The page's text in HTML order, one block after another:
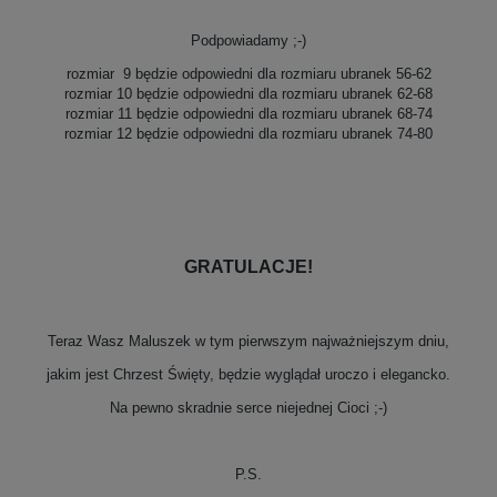
Podpowiadamy ;-)
rozmiar 9 będzie odpowiedni dla rozmiaru ubranek 56-62
rozmiar 10 będzie odpowiedni dla rozmiaru ubranek 62-68
rozmiar 11 będzie odpowiedni dla rozmiaru ubranek 68-74
rozmiar 12 będzie odpowiedni dla rozmiaru ubranek 74-80
GRATULACJE!
Teraz Wasz Maluszek w tym pierwszym najważniejszym dniu,
jakim jest Chrzest Święty, będzie wyglądał uroczo i elegancko.
Na pewno skradnie serce niejednej Cioci ;-)
P.S.